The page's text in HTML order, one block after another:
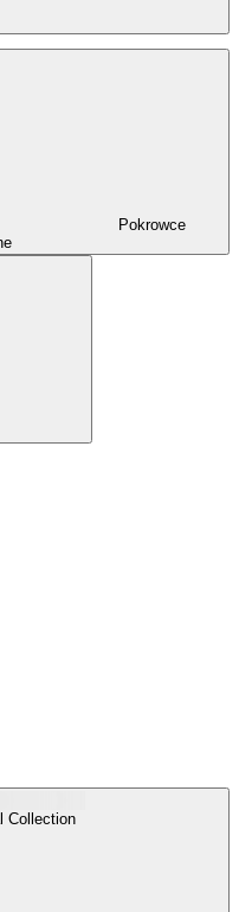
Pokrowce
Collection